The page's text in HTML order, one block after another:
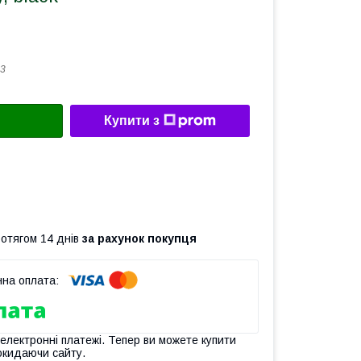
Купити з
14 днів за рахунок покупця
платежі. Тепер ви можете купити
сайту.